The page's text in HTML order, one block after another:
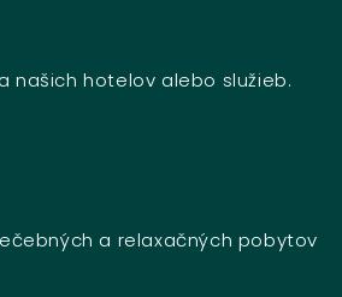
našich hotelov alebo služieb.
a relaxačných pobytov